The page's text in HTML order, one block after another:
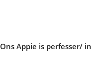
Ons Appie is perfesser/